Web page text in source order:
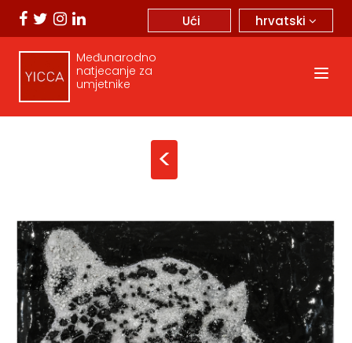
hrvatski
Ući
Međunarodno
natjecanje za
umjetnike
<